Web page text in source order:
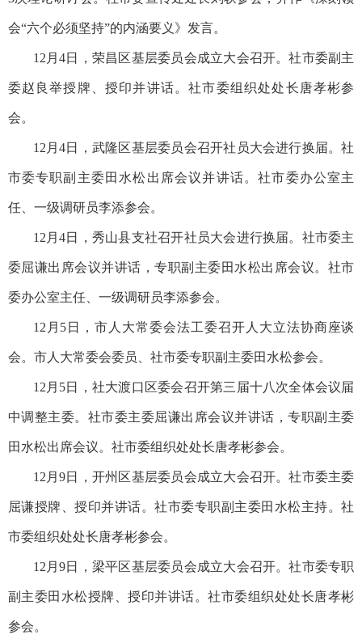
会“六个必须坚持”的内涵要义》发言。
12月4日，荣昌区基层委员会成立大会召开。社市委副主
委赵良举授牌、授印并讲话。社市委组织处处长唐孝彬参
会。
12月4日，武隆区基层委员会召开社员大会进行换届。社
市委专职副主委田水松出席会议并讲话。社市委办公室主
任、一级调研员李添参会。
12月4日，秀山县支社召开社员大会进行换届。社市委主
委屈谦出席会议并讲话，专职副主委田水松出席会议。社市
委办公室主任、一级调研员李添参会。
12月5日，市人大常委会法工委召开人大立法协商座谈
会。市人大常委会委员、社市委专职副主委田水松参会。
12月5日，社大渡口区委会召开第三届十八次全体会议届
中调整主委。社市委主委屈谦出席会议并讲话，专职副主委
田水松出席会议。社市委组织处处长唐孝彬参会。
12月9日，开州区基层委员会成立大会召开。社市委主委
屈谦授牌、授印并讲话。社市委专职副主委田水松主持。社
市委组织处处长唐孝彬参会。
12月9日，梁平区基层委员会成立大会召开。社市委专职
副主委田水松授牌、授印并讲话。社市委组织处处长唐孝彬
参会。